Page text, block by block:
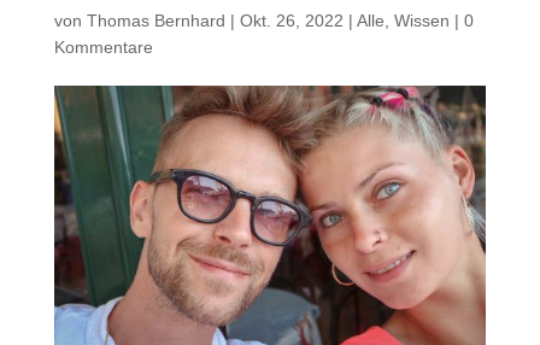
von Thomas Bernhard | Okt. 26, 2022 | Alle Wissen | 0
Kommentare